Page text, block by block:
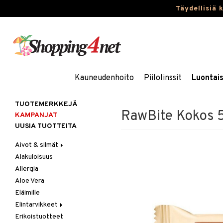
Täydellisiä
Kauneudenhoito Piilolinssit
RawBite Kokos
TUOTEMERKKEJÄ
KAMPANJAT
UUSIA TUOTTEITA
Aivot & silmät
Muisti
Rasvahapot
Silmät
Alakuloisuus
Allergia
Aloe Vera
Eläimille
Elintarvikkeet
Hedelmät & pähkinät
Erikoistuotteet